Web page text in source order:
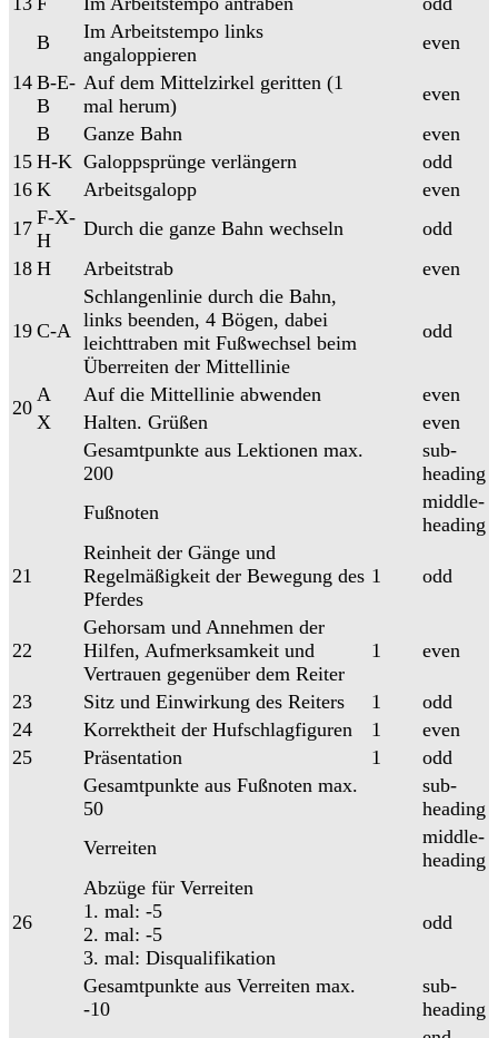
14
B
Im Arbeitstempo links
angaloppieren
even
B-E-
B
Auf dem Mittelzirkel geritten (1
mal herum)
even
B
Ganze Bahn
even
15 H-K Galoppsprünge verlängern
odd
16 K Arbeitsgalopp
even
17 F-X-
H
Durch die ganze Bahn wechseln
odd
18 H Arbeitstrab even
19 C-A
Schlangenlinie durch die Bahn,
links beenden, 4 Bögen, dabei
leichttraben mit Fußwechsel beim
Überreiten der Mittellinie
odd
20
A Auf die Mittellinie abwenden
even
X
Halten. Grüßen
even
Gesamtpunkte aus Lektionen max.
200
sub-
heading
Fußnoten
middle-
heading
21
Reinheit der Gänge und
Regelmäßigkeit der Bewegung des
Pferdes
1 odd
22
Gehorsam und Annehmen der
Hilfen, Aufmerksamkeit und
Vertrauen gegenüber dem Reiter
1 even
23 Sitz und Einwirkung des Reiters 1
odd
24
Korrektheit der Hufschlagfiguren 1
even
25
Präsentation 1
odd
Gesamtpunkte aus Fußnoten max.
50
sub-
heading
Verreiten
middle-
heading
26
Abzüge für Verreiten
1. mal: -5
2. mal: -5
3. mal: Disqualifikation
odd
Gesamtpunkte aus Verreiten max.
-10
sub-
heading